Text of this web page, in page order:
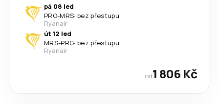
pá 08 led
PRG-MRS· bez přestupu
Ryanair
út 12 led
MRS-PRG· bez přestupu
Ryanair
od1 806 Kč